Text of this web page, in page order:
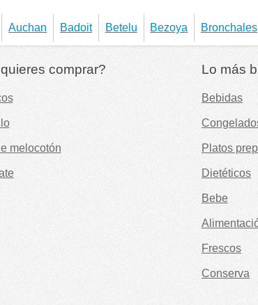
Auchan Badoit Betelu Bezoya Bronchales
comprar?
melocotón
Lo más
Bebidas
Platos
Dietéticos
Bebe
Frescos
Conserva